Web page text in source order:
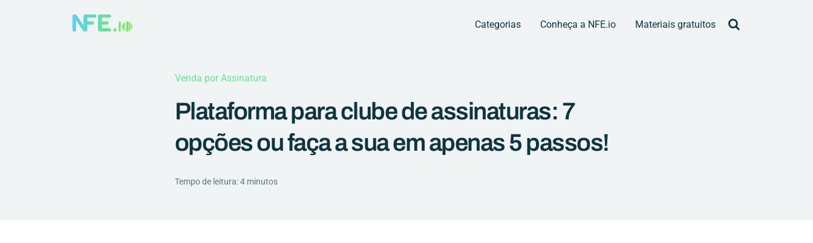
Categorias Conheça a NFE.io Materiais gratuitos
Venda por Assinatura
Plataforma para clube de assinaturas: 7
opções ou faça a sua em apenas 5 passos!
Tempo de leitura: 4 minutos